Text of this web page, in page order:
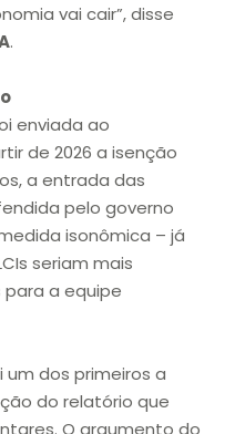
vai cair”, disse
.
enviada ao
de 2026 a isenção
a entrada das
pelo governo
isonômica – já
seriam mais
a equipe
dos primeiros a
do relatório que
O argumento do